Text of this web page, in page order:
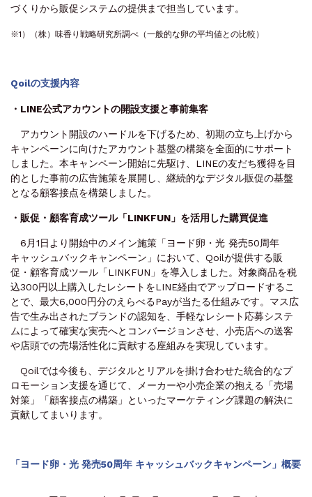
づくりから販促システムの提供まで担当しています。
※1）（株）味香り戦略研究所調べ（一般的な卵の平均値との比較）
Qoilの支援内容
・LINE公式アカウントの開設支援と事前集客
アカウント開設のハードルを下げるため、初期の立ち上げから
キャンペーンに向けたアカウント基盤の構築を全面的にサポート
しました。本キャンペーン開始に先駆け、LINEの友だち獲得を目
的とした事前の広告施策を展開し、継続的なデジタル販促の基盤
となる顧客接点を構築しました。
・販促・顧客育成ツール「LINKFUN」を活用した購買促進
6月1日より開始中のメイン施策「ヨード卵・光 発売50周年
キャッシュバックキャンペーン」において、Qoilが提供する販
促・顧客育成ツール「LINKFUN」を導入しました。対象商品を税
込300円以上購入したレシートをLINE経由でアップロードするこ
とで、最大6,000円分のえらべるPayが当たる仕組みです。マス広
告で生み出されたブランドの認知を、手軽なレシート応募システ
ムによって確実な実売へとコンバージョンさせ、小売店への送客
や店頭での売場活性化に貢献する座組みを実現しています。
Qoilでは今後も、デジタルとリアルを掛け合わせた統合的なプ
ロモーション支援を通じて、メーカーや小売企業の抱える「売場
対策」「顧客接点の構築」といったマーケティング課題の解決に
貢献してまいります。
「ヨード卵・光 発売50周年 キャッシュバックキャンペーン」概要